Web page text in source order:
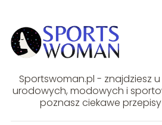
Sportswoman.pl - znajdziesz
urodowych, modowych i
poznasz ciekawe przepisy